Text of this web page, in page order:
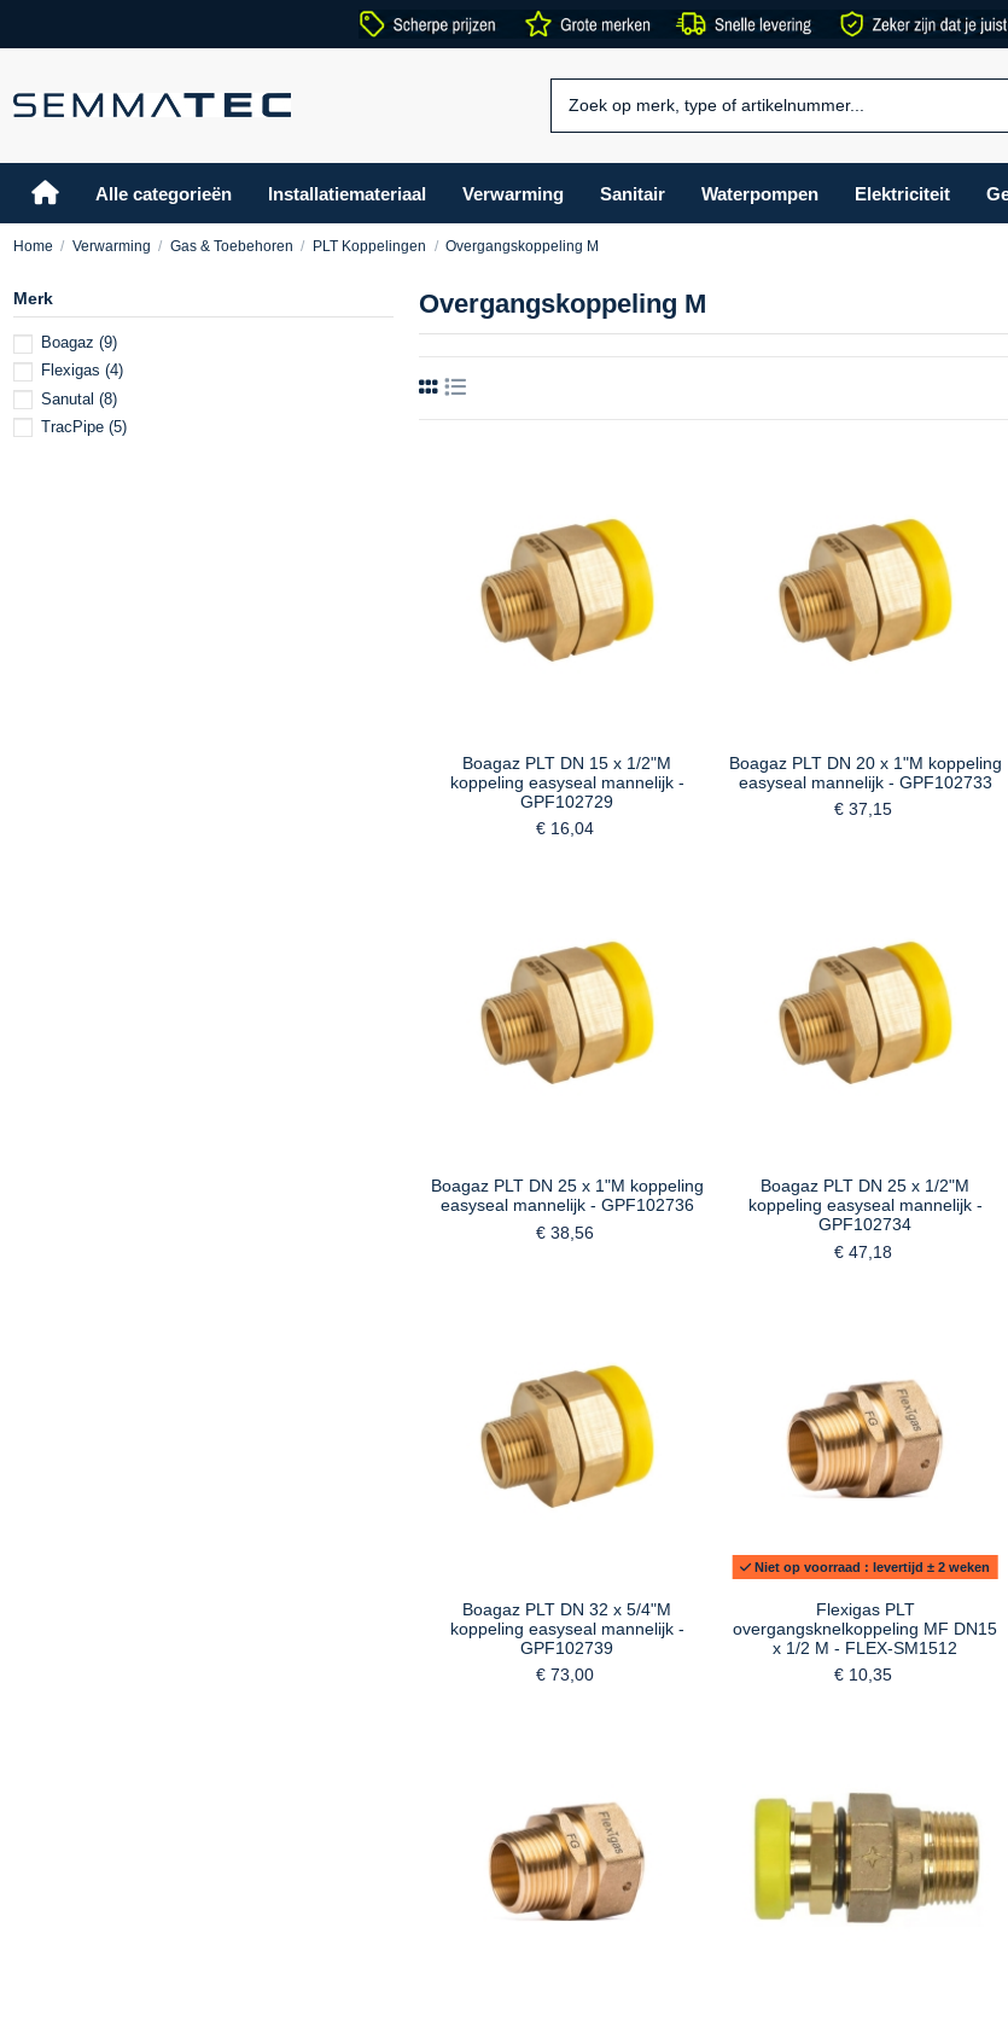
Alle categorieën Installatiemateriaal Verwarming Sanitair Waterpompen Elektriciteit
Home Verwarming Gas & Toebehoren PLT Koppelingen Overgangskoppeling M
Overgangskoppeling M
Boagaz PLT DN 15 x 1/2"M
koppeling easyseal mannelijk -
GPF102729
€ 16,04
Boagaz PLT DN 20 x 1"M koppeling
easyseal mannelijk - GPF102733
€ 37,15
Boagaz PLT DN 25 x 1"M koppeling
easyseal mannelijk - GPF102736
€ 38,56
Boagaz PLT DN 25 x 1/2"M
koppeling easyseal mannelijk -
GPF102734
€ 47,18
Boagaz PLT DN 32 x 5/4"M
koppeling easyseal mannelijk -
GPF102739
€ 73,00
Niet op voorraad : levertijd ± 2 weken
Flexigas PLT
overgangsknelkoppeling MF DN15
x 1/2 M - FLEX-SM1512
€ 10,35
Merk
Boagaz (9)
Flexigas (4)
Sanutal (8)
TracPipe (5)